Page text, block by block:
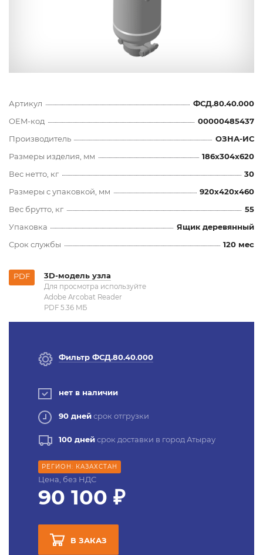
Артикул
ФСД.80.40.000
OEM-код
00000485437
Производитель
ОЗНА-ИС
Размеры изделия, мм
186x304x620
Вес нетто, кг
30
Размеры с упаковкой, мм
920x420x460
Вес брутто, кг
55
Упаковка
Ящик деревянный
Срок службы
120 мес
PDF 3D-модель узла
Для просмотра используйте
Adobe Arcobat Reader
PDF 5.36 MБ
Фильтр ФСД.80.40.000
нет в наличии
90 днейсрок отгрузки
100 днейсрок доставки в город Атырау
РЕГИОН: КАЗАХСТАН
Цена, без НДС
90 100 ₽
В ЗАКАЗ